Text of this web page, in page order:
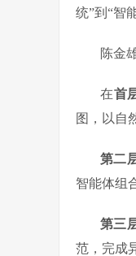
统”到“智
陈金
在首
图，以自
第二
智能体组
第三
范，完成